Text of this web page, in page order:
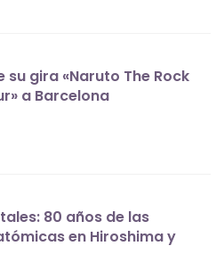
su gira «Naruto The Rock
a Barcelona
80 años de las
en Hiroshima y